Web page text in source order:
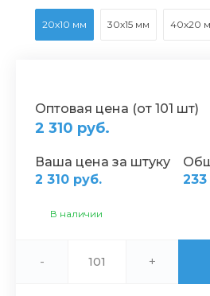
20х10 мм 30х15 мм 40х20
Оптовая цена (от 101 шт)
2 310 руб.
Ваша цена за штуку
2 310 руб.
233
В наличии
- +